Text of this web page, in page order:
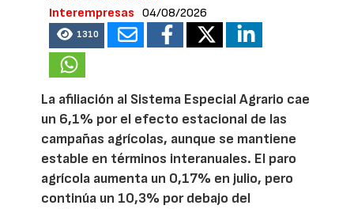
Interempresas
04/08/2026
1310
La afiliación al Sistema Especial Agrario cae
un 6,1% por el efecto estacional de las
campañas agrícolas, aunque se mantiene
estable en términos interanuales. El paro
agrícola aumenta un 0,17% en julio, pero
continúa un 10,3% por debajo del